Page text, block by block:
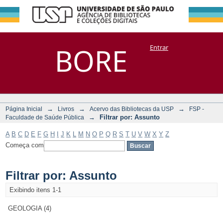
BORE
Filtrar por:
Assunto
DSpace/Manakin + CoriscoEntrar
Página Inicial → Livros → Acervo das Bibliotecas da USP →
FSP -
Faculdade de Saúde Pública
→ Filtrar por: Assunto
A B C D E F G H J K M N O P Q R S T U V W X Y Z
Começa com
Filtrar por: Assunto
Exibindo itens 1-1
GEOLOGIA (4)